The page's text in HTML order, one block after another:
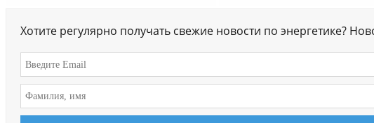
Хотите регулярно получать свежие новости по энергетике?